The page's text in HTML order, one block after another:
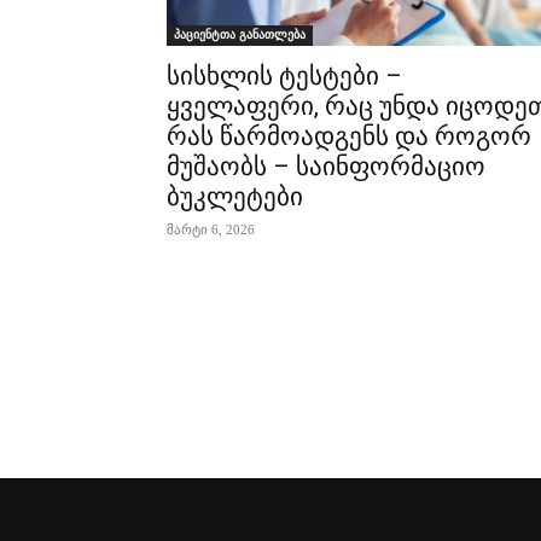
პაციენტთა განათლება
სისხლის ტესტები –
ყველაფერი, რაც უნდა
რას წარმოადგენს და როგორ
მუშაობს – საინფორმაციო
ბუკლეტები
მარტი 6, 2026